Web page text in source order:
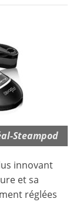
Steampod
innovant
et sa
réglées